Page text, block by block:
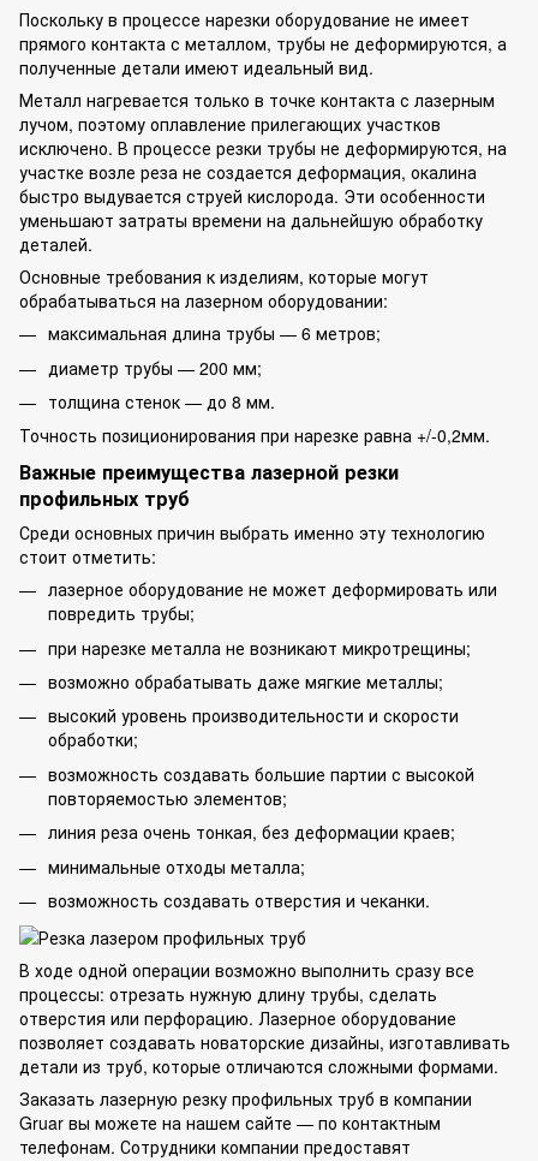
Поскольку в процессе нарезки оборудование не имеет
прямого контакта с металлом, трубы не деформируются, а
полученные детали имеют идеальный вид.
Металл нагревается только в точке контакта с лазерным
лучом, поэтому оплавление прилегающих участков
исключено. В процессе резки трубы не деформируются, на
участке возле реза не создается деформация, окалина
быстро выдувается струей кислорода. Эти особенности
уменьшают затраты времени на дальнейшую обработку
деталей.
Основные требования к изделиям, которые могут
обрабатываться на лазерном оборудовании:
максимальная длина трубы — 6 метров;
диаметр трубы — 200 мм;
толщина стенок — до 8 мм.
Точность позиционирования при нарезке равна +/-0,2мм.
Важные преимущества лазерной резки
профильных труб
Среди основных причин выбрать именно эту технологию
стоит отметить:
лазерное оборудование не может деформировать или
повредить трубы;
при нарезке металла не возникают микротрещины;
возможно обрабатывать даже мягкие металлы;
высокий уровень производительности и скорости
обработки;
возможность создавать большие партии с высокой
повторяемостью элементов;
линия реза очень тонкая, без деформации краев;
минимальные отходы металла;
возможность создавать отверстия и чеканки.
В ходе одной операции возможно выполнить сразу все
процессы: отрезать нужную длину трубы, сделать
отверстия или перфорацию. Лазерное оборудование
позволяет создавать новаторские дизайны, изготавливать
детали из труб, которые отличаются сложными формами.
Заказать лазерную резку профильных труб в компании
Gruar вы можете на нашем сайте — по контактным
телефонам. Сотрудники компании предоставят